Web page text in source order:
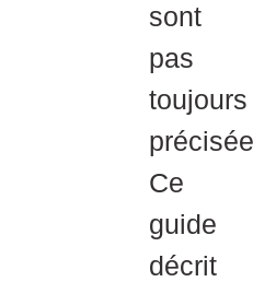
sont
pas
toujours
Ce
guide
décrit